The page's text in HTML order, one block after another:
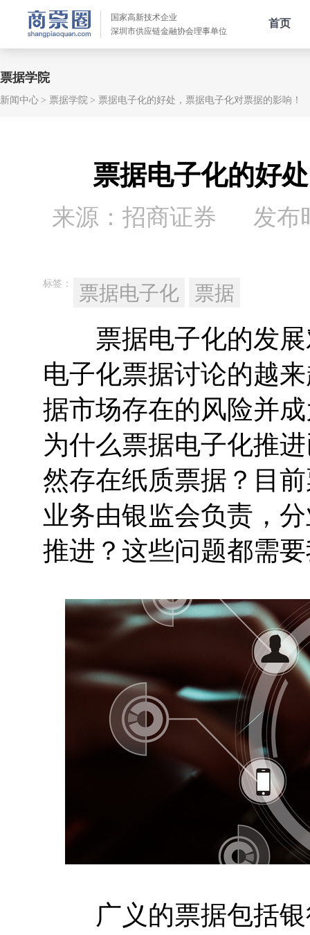
国家高新技术企业
深圳市供应链金融协会理事单位
首页
票据学院
新闻中心 票据学院 票据电子化的好处，票据电子化对票据的影响！
票据电子化的好
来源：招商证券 发布
标签： 票据电子化 票据
票据电子化的发展
电子化票据讨论的越
据市场存在的风险并
为什么票据电子化推
然存在纸质票据？目
业务由银监会负责，
推进？这些问题都需
广义的票据包括银